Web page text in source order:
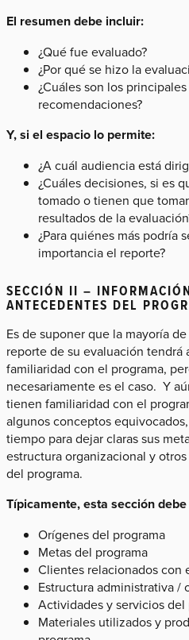
El resumen debe incluir:
¿Qué fue evaluado?
¿Por qué se hizo la
¿Cuáles son los
recomendaciones?
Y, si el espacio lo permite:
¿A cuál audiencia está
¿Cuáles decisiones, si es
tomado o tienen que
resultados de la
¿Para quiénes más podría
importancia el reporte?
SECCIÓN II –
ANTECEDENTES DEL
Es de suponer que la mayoría
reporte de su evaluación tendrá
familiaridad con el programa,
necesariamente es el caso. Y
tienen familiaridad con el
algunos conceptos
tiempo para dejar claras sus
estructura organizacional y
del programa.
Típicamente, esta sección
Orígenes del programa
Metas del programa
Clientes relacionados con
Estructura administrativa /
Actividades y servicios del
Materiales utilizados y